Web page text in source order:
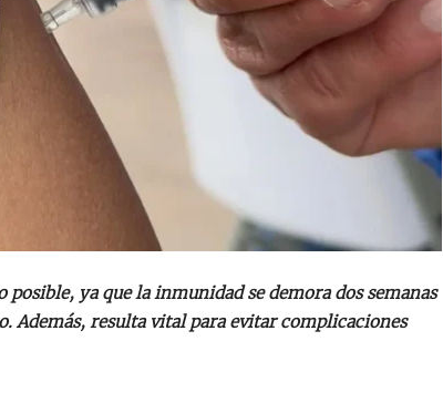
ya que la inmunidad se demora dos semanas
Además, resulta vital para evitar complicaciones